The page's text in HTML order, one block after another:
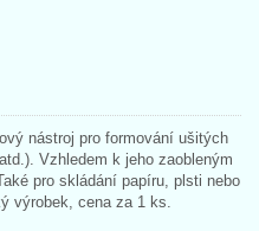
nástroj pro formování ušitých
Vzhledem k jeho zaobleným
pro skládání papíru, plsti nebo
výrobek, cena za 1 ks.